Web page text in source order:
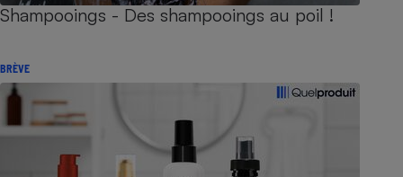
Shampooings - Des shampooings au poil !
BRÈVE